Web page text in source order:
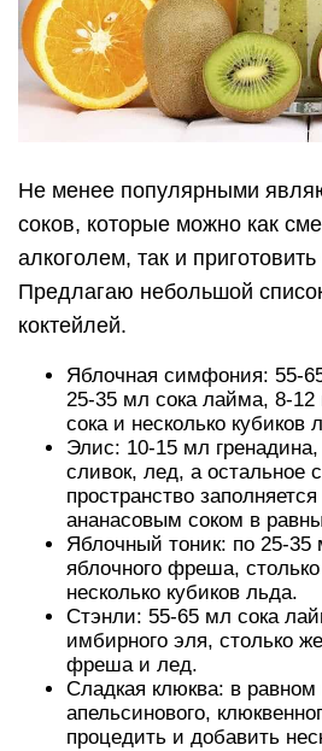
Не менее популярными
соков, которые можно как
алкоголем, так и приготовить
Предлагаю небольшой
коктейлей.
Яблочная симфония: 55-
25-35 мл сока лайма, 8-12
сока и несколько кубиков
Элис: 10-15 мл
сливок, лед, а остальное
пространство
ананасовым соком в
Яблочный тоник: по 25-35
яблочного фреша,
несколько кубиков льда.
Стэнли: 55-65 мл сока
имбирного эля, столько
фреша и лед.
Сладкая клюква: в равном
апельсинового,
процедить и добавить